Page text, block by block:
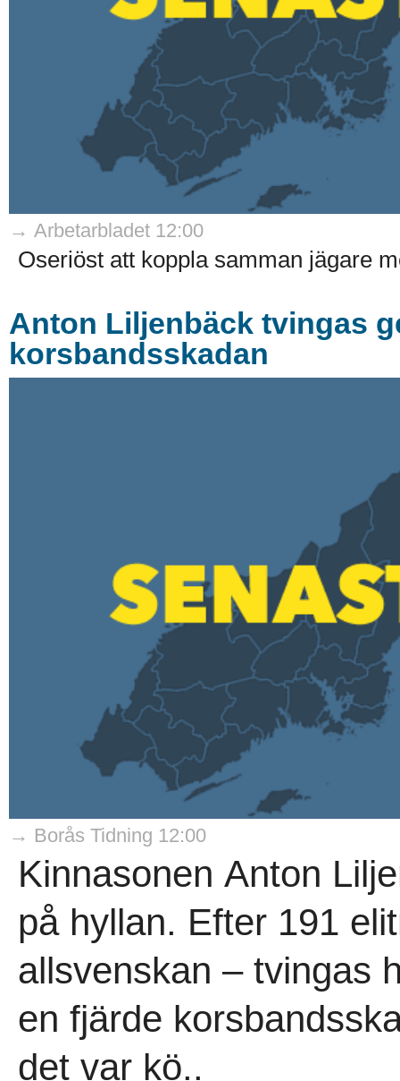
→ Arbetarbladet 12:00
Oseriöst att koppla samman jägare
Anton Liljenbäck tvingas
korsbandsskadan
→ Borås Tidning 12:00
Kinnasonen Anton
på hyllan. Efter 191
allsvenskan – tvingas
en fjärde
det var kö..